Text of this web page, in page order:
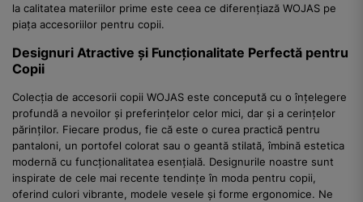
la calitatea materiilor prime este ceea ce diferențiază WOJAS pe
piața accesoriilor pentru copii.
Designuri Atractive și Funcționalitate Perfectă pentru
Copii
Colecția de accesorii copii WOJAS este concepută cu o înțelegere
profundă a nevoilor și preferințelor celor mici, dar și a cerințelor
părinților. Fiecare produs, fie că este o curea practică pentru
pantaloni, un portofel colorat sau o geantă stilată, îmbină estetica
modernă cu funcționalitatea esențială. Designurile noastre sunt
inspirate de cele mai recente tendințe în moda pentru copii,
oferind culori vibrante, modele vesele și forme ergonomice. Ne